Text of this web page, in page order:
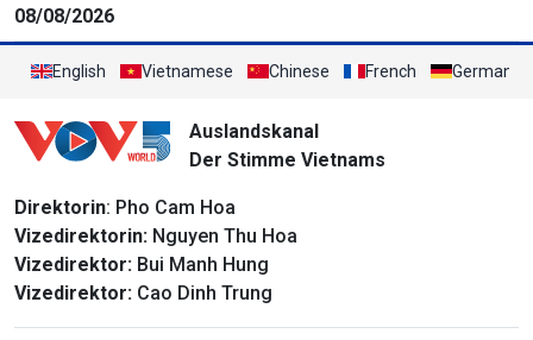
08/08/2026
English Vietnamese Chinese French German
Auslandskanal
Der Stimme Vietnams
Direktorin: Pho Cam Hoa
Vizedirektorin: Nguyen Thu Hoa
Vizedirektor: Bui Manh Hung
Vizedirektor: Cao Dinh Trung